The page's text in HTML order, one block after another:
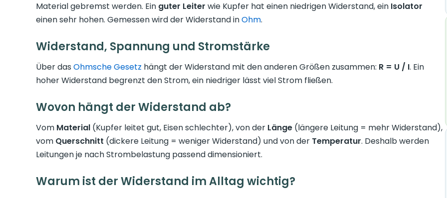
Material gebremst werden. Ein guter Leiter wie Kupfer hat einen niedrigen Widerstand, ein Isolator
einen sehr hohen. Gemessen wird der Widerstand inOhm.
Widerstand, Spannung und Stromstärke
Über das Ohmsche Gesetz hängt der Widerstand mit den anderen Größen zusammen: R = U / I. Ein
hoher Widerstand begrenzt den Strom, ein niedriger lässt viel Strom fließen.
Wovon hängt der Widerstand ab?
Vom Material (Kupfer leitet gut, Eisen schlechter), von der Länge (längere Leitung = mehr Widerstand),
vom Querschnitt (dickere Leitung = weniger Widerstand) und von der Temperatur. Deshalb werden
Leitungen je nach Strombelastung passend dimensioniert.
Warum ist der Widerstand im Alltag wichtig?